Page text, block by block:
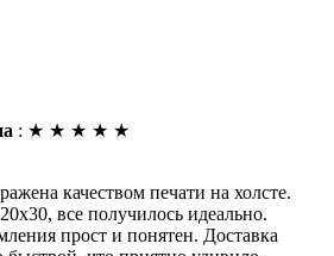
: ★ ★ ★ ★ ★
качеством печати на холсте.
все получилось идеально.
прост и понятен. Доставка